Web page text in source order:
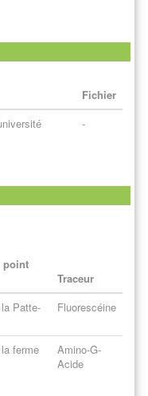
Fichier
-
point
Traceur
Patte-
Fluorescéine
ferme
Amino-G-
Acide